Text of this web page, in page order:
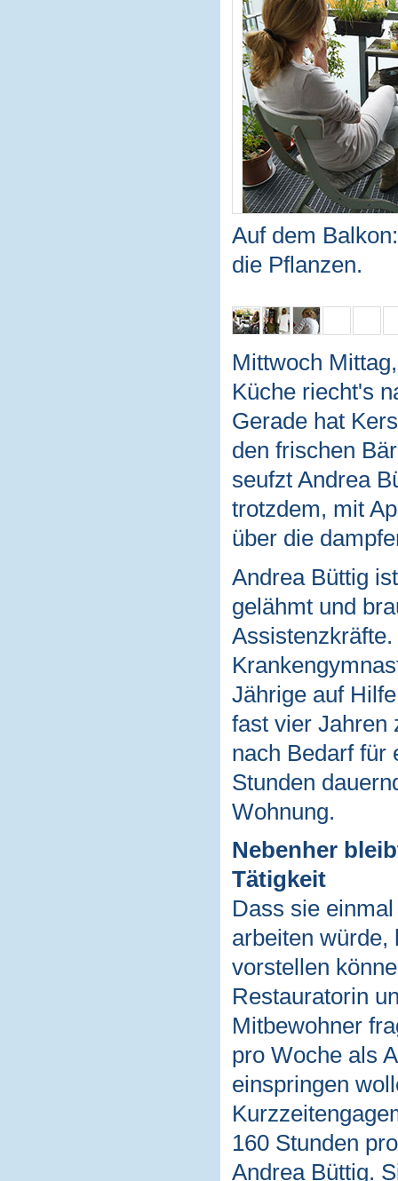
Auf dem
die Pflanzen.
Mittwoch
Küche riecht's
Gerade hat
den frischen
seufzt Andrea
trotzdem, mit
über die
Andrea Büttig
gelähmt und
Jährige auf
fast vier Jahren
nach Bedarf für
Stunden
Wohnung.
Nebenher
Tätigkeit
Dass sie
arbeiten würde,
vorstellen
Restauratorin
Mitbewohner
pro Woche als
einspringen
160 Stunden
Andrea Büttig.